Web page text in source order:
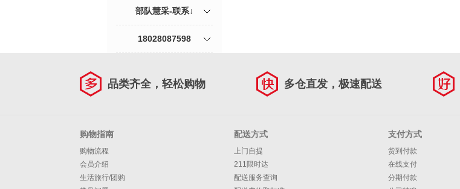
部队慧采-联系↓
18028087598
品类齐全，轻松购物 多仓直发，极速配送
购物指南
购物流程
会员介绍
生活旅行/团购
配送方式
上门自提
211限时达
配送服务查询
支付方式
货到付款
在线支付
分期付款